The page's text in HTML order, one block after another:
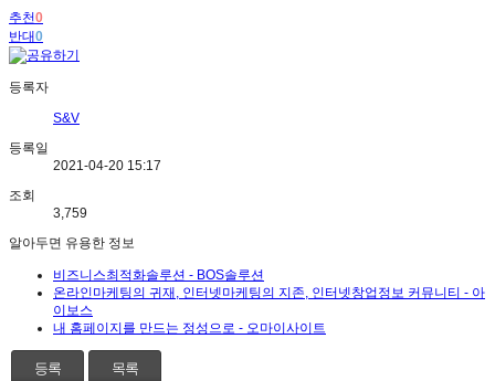
추천0
반대0
등록자
S&V
등록일
2021-04-20 15:17
조회
3,759
알아두면 유용한 정보
비즈니스최적화솔루션 - BOS솔루션
온라인마케팅의 귀재, 인터넷마케팅의 지존, 인터넷창업정보 커뮤니티 - 아
이보스
내 홈페이지를 만드는 정성으로 - 오마이사이트
등록 목록